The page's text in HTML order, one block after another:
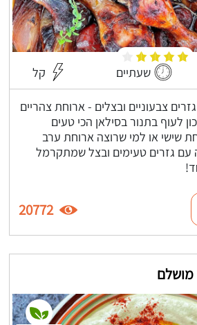
שעתיים קל
צבעוניים ובצלים - ארוחת צהריים
לעוף בתנור בסילאן הכי טעים
שישי או למי שרוצה ארוחת ערב
עם גזרים טעימים ובצל שמתקרמל
20772
מושלם